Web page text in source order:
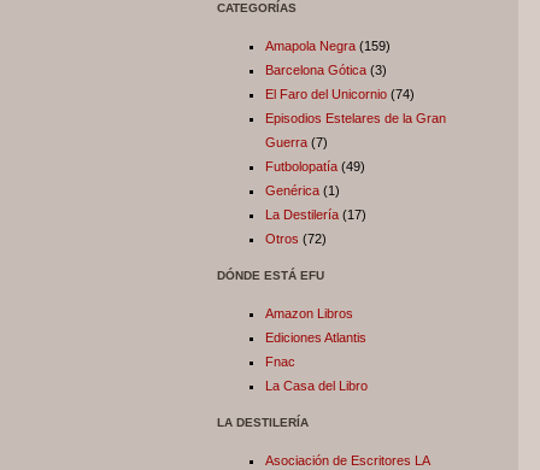
CATEGORÍAS
Amapola Negra (159)
Barcelona Gótica (3)
El Faro del Unicornio (74)
Episodios Estelares de la Gran
Guerra (7)
Futbolopatía (49)
Genérica (1)
La Destilería (17)
Otros (72)
DÓNDE ESTÁ EFU
Amazon Libros
Ediciones Atlantis
Fnac
La Casa del Libro
LA DESTILERÍA
Asociación de Escritores LA